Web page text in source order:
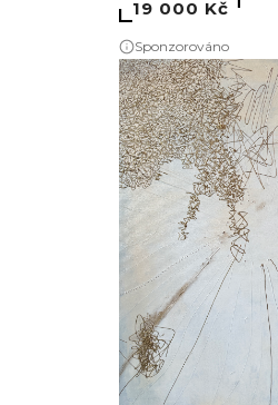
19 000 Kč
Sponzorováno